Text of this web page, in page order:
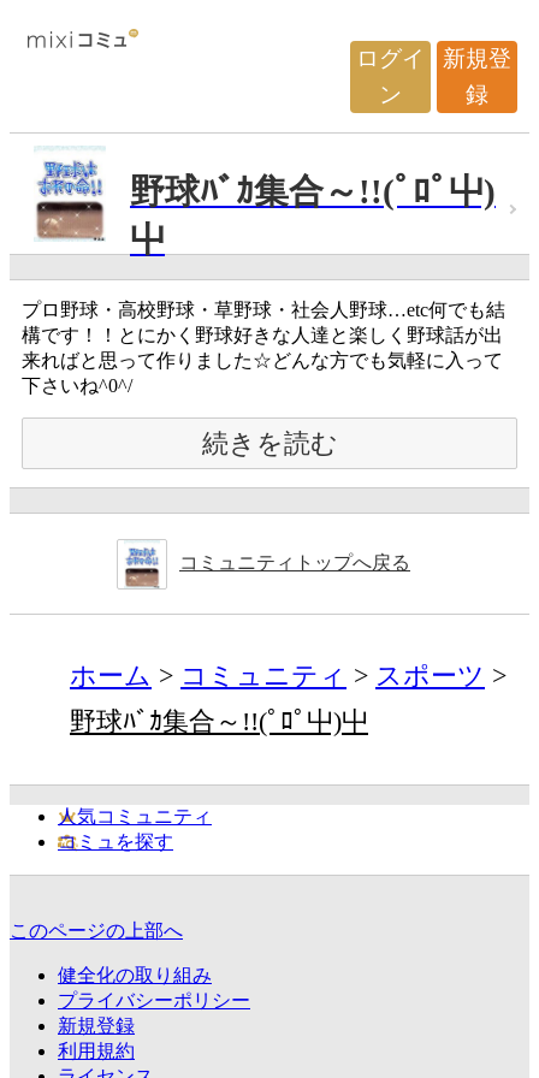
ログイ
ン
新規登
録
野球ﾊﾞｶ集合～!!(ﾟﾛﾟ屮)
屮
プロ野球・高校野球・草野球・社会人野球…etc何でも結
構です！！とにかく野球好きな人達と楽しく野球話が出
来ればと思って作りました☆どんな方でも気軽に入って
下さいね^0^/
続きを読む
コミュニティトップへ戻る
ホーム コミュニティ
スポーツ
野球ﾊﾞｶ集合～!!(ﾟﾛﾟ屮)屮
人気コミュニティ
コミュを探す
このページの上部へ
健全化の取り組み
プライバシーポリシー
新規登録
利用規約